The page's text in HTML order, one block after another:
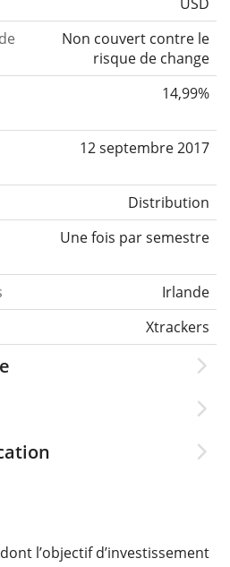
Non couvert contre le
risque de change
14,99%
12 septembre 2017
Distribution
Une fois par semestre
Irlande
Xtrackers
l’objectif d’investissement